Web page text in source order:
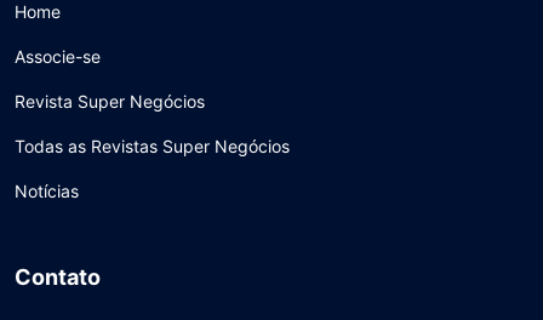
Home
Associe-se
Revista Super Negócios
Todas as Revistas Super Negócios
Notícias
Contato